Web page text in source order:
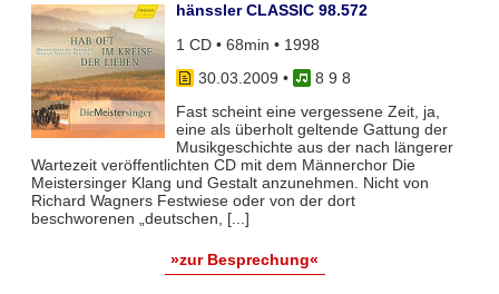
hänssler CLASSIC 98.572
1 CD • 68min • 1998
30.03.2009 •
8 9 8
Fast scheint eine vergessene Zeit, ja,
eine als überholt geltende Gattung der
Musikgeschichte aus der nach längerer
Wartezeit veröffentlichten CD mit dem Männerchor Die
Meistersinger Klang und Gestalt anzunehmen. Nicht von
Richard Wagners Festwiese oder von der dort
beschworenen „deutschen, [...]
»zur Besprechung«